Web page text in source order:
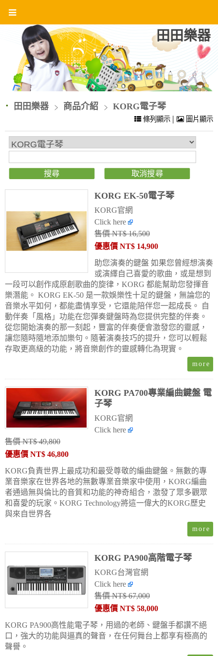
田田樂器
田田樂器 商品介紹 KORG電子琴
條列顯示 | 圖片顯示
KORG EK-50電子琴
KORG官網
Click here
售價 NT$ 16,500
優惠價 NT$ 14,900
助您演奏的鍵盤 如果您曾經想演奏
或演繹自己喜愛的歌曲，或是想到
一段可以創作成原創歌曲的旋律，KORG 都能幫助您發揮音
樂潛能。 KORG EK-50 是一款娛樂性十足的鍵盤，無論您的
音樂水平如何，都能盡情享受，它還能陪伴您一起成長。
自
動伴奏「風格」功能在您彈奏鍵盤時為您提供完整的伴奏。
從您開始演奏的那一刻起，豐富的伴奏便會激發您的靈感，
讓您隨時隨地添加樂句。隨著演奏技巧的提升，您可以輕鬆
存取更高級的功能，將音樂創作的靈感轉化為現實。
KORG PA700專業編曲鍵盤 電
子琴
KORG官網
Click here
售價 NT$ 49,800
優惠價 NT$ 46,800
KORG負責世界上最成功和最受尊敬的編曲鍵盤。無數的專
業音樂家在世界各地的無數專業音樂家中使用，KORG編曲
者通過無與倫比的音質和功能的神奇組合，激發了眾多觀眾
和喜愛的玩家。KORG Technology將這一偉大的KORG歷史
與來自世界各
KORG PA900高階電子琴
KORG台灣官網
Click here
售價 NT$ 67,000
優惠價 NT$ 58,000
KORG PA900高性能電子琴，用過的老師、鍵盤手都讚不絕
口，強大的功能與逼真的聲音，在任何舞台上都享有極高的
聲譽。